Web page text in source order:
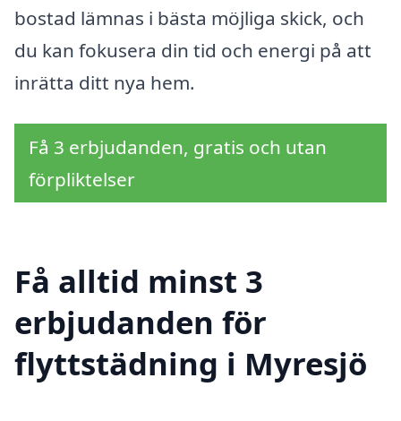
bostad lämnas i bästa möjliga skick, och
du kan fokusera din tid och energi på att
inrätta ditt nya hem.
Få 3 erbjudanden, gratis och utan
förpliktelser
Få alltid minst 3
erbjudanden för
flyttstädning i Myresjö